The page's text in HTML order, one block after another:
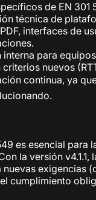
de EN 301
técnica de
interfaces de
interna para
nuevos
continua, ya
es esencial para
la versión v4.1.1,
exigencias
cumplimiento